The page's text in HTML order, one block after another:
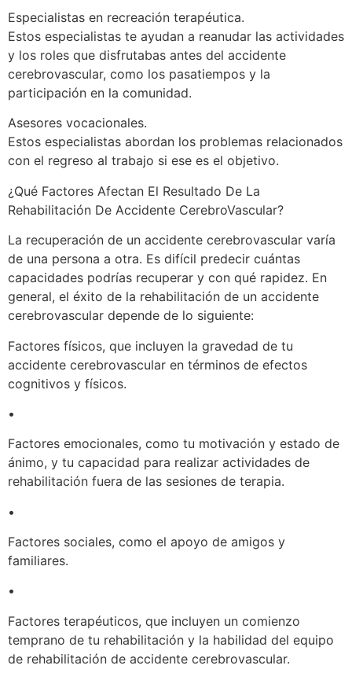
Especialistas en recreación terapéutica.
Estos especialistas te ayudan a reanudar las actividades
y los roles que disfrutabas antes del accidente
cerebrovascular, como los pasatiempos y la
participación en la comunidad.
Asesores vocacionales.
Estos especialistas abordan los problemas relacionados
con el regreso al trabajo si ese es el objetivo.
¿Qué Factores Afectan El Resultado De La
Rehabilitación De Accidente CerebroVascular?
La recuperación de un accidente cerebrovascular varía
de una persona a otra. Es difícil predecir cuántas
capacidades podrías recuperar y con qué rapidez. En
general, el éxito de la rehabilitación de un accidente
cerebrovascular depende de lo siguiente:
Factores físicos, que incluyen la gravedad de tu
accidente cerebrovascular en términos de efectos
cognitivos y físicos.
•
Factores emocionales, como tu motivación y estado de
ánimo, y tu capacidad para realizar actividades de
rehabilitación fuera de las sesiones de terapia.
•
Factores sociales, como el apoyo de amigos y
familiares.
•
Factores terapéuticos, que incluyen un comienzo
temprano de tu rehabilitación y la habilidad del equipo
de rehabilitación de accidente cerebrovascular.